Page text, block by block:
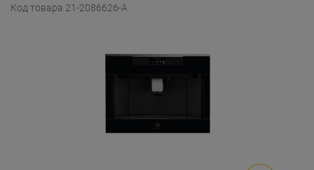
Код товара 21-2086626-A